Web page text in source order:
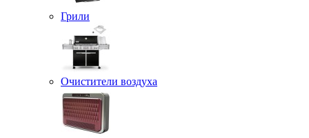
Грили
Очистители воздуха